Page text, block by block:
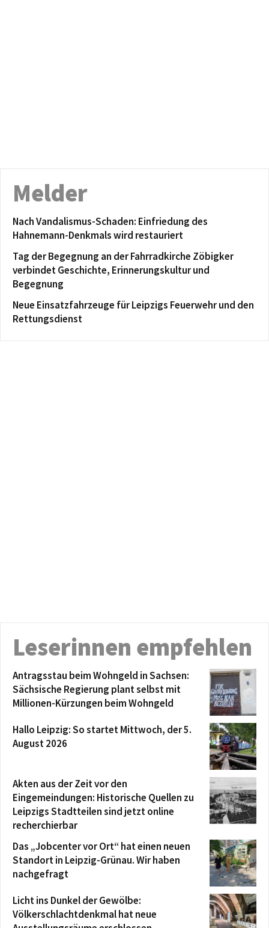
Melder
Nach Vandalismus-Schaden: Einfriedung des
Hahnemann-Denkmals wird restauriert
Tag der Begegnung an der Fahrradkirche Zöbigker
verbindet Geschichte, Erinnerungskultur und
Begegnung
Neue Einsatzfahrzeuge für Leipzigs Feuerwehr und den
Rettungsdienst
Leserinnen empfehlen
Antragsstau beim Wohngeld in Sachsen:
Sächsische Regierung plant selbst mit
Millionen-Kürzungen beim Wohngeld
Hallo Leipzig: So startet Mittwoch, der 5.
August 2026
Akten aus der Zeit vor den
Eingemeindungen: Historische Quellen zu
Leipzigs Stadtteilen sind jetzt online
recherchierbar
Das „Jobcenter vor Ort“ hat einen neuen
Standort in Leipzig-Grünau. Wir haben
nachgefragt
Licht ins Dunkel der Gewölbe:
Völkerschlachtdenkmal hat neue